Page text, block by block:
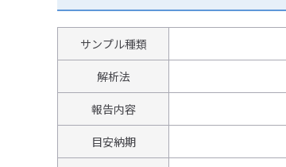
サンプル種類
解析法
報告内容
目安納期